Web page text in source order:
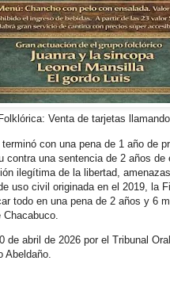
Venta de tarjetas
con una pena de 1 año de
contra una sentencia de 2 años de
ilegítima de la libertad,
uso civil originada en el 2019, la
todo en una pena de 2 años y 6
de abril de 2026 por el Tribunal
Abeldaño.